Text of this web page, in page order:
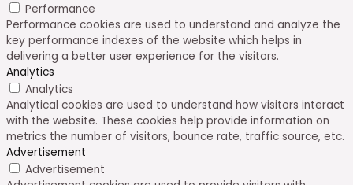
Performance
Performance cookies are used to understand and analyze the
key performance indexes of the website which helps in
delivering a better user experience for the visitors.
Analytics
Analytics
Analytical cookies are used to understand how visitors interact
with the website. These cookies help provide information on
metrics the number of visitors, bounce rate, traffic source, etc.
Advertisement
Advertisement